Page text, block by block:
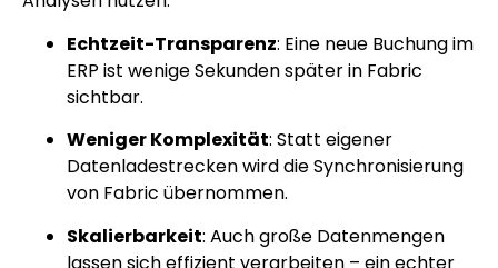
Echtzeit-Transparenz: Eine neue Buchung im
ERP ist wenige Sekunden später in Fabric
sichtbar.
Weniger Komplexität: Statt eigener
Datenladestrecken wird die Synchronisierung
von Fabric übernommen.
Skalierbarkeit: Auch große Datenmengen
lassen sich effizient verarbeiten – ein echter